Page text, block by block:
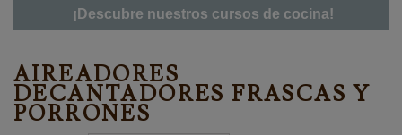
¡Descubre nuestros cursos de cocina!
AIREADORES
DECANTADORES FRASCAS Y
PORRONES